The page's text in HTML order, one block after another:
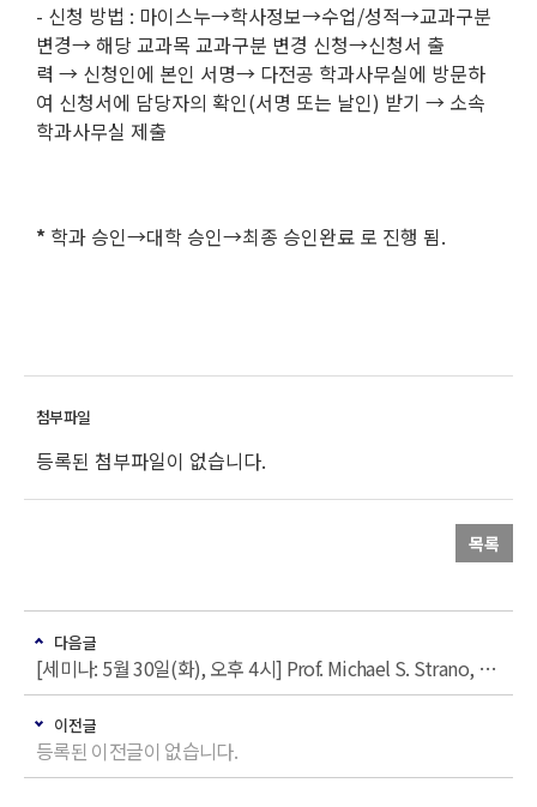
- 신청 방법 : 마이스누→학사정보→수업/성적→교과구분
변경→ 해당 교과목 교과구분 변경 신청→신청서 출
력 → 신청인에 본인 서명→ 다전공 학과사무실에 방문하
여 신청서에 담당자의 확인(서명 또는 날인) 받기 → 소속
학과사무실 제출
* 학과 승인→대학 승인→최종 승인완료 로 진행 됨.
등록된 첨부파일이 없습니다.
목록
다음글
[세미나: 5월 30일(화), 오후 4시] Prof. Michael S. Strano, Department of Chemical Engineering, MIT
이전글
등록된 이전글이 없습니다.